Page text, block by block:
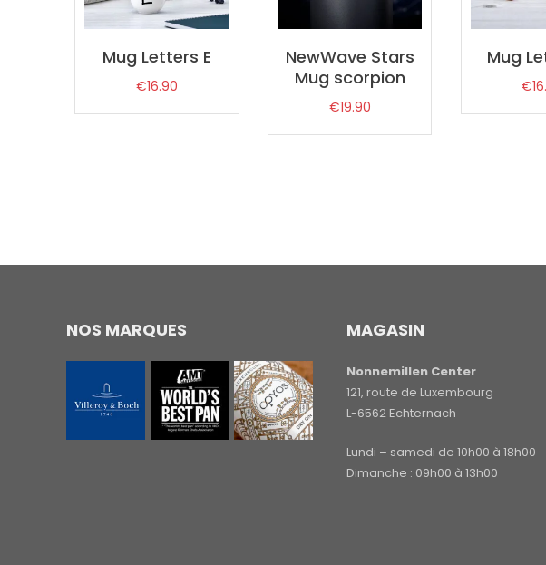
Mug Letters E
€16.90
NewWave Stars
Mug scorpion
€19.90
Mug
€
NOS MARQUES MAGASIN
Nonnemillen Center
121, route de Luxembourg
L-6562 Echternach
Lundi – samedi de 10h00 à 18h00
Dimanche : 09h00 à 13h00